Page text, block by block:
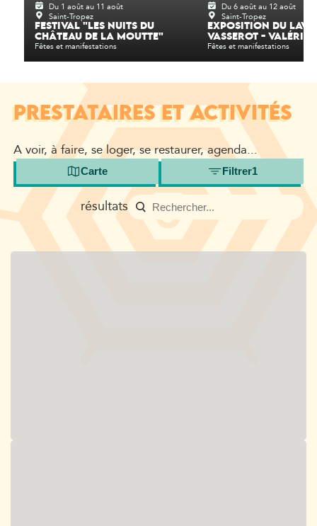
Du 1 août au 11 août
Saint-Tropez
FESTIVAL "LES NUITS DU
CHÂTEAU DE LA MOUTTE"
Fêtes et manifestations
Du 6 août au 12 août
Saint-Tropez
EXPOSITION DU
VASSEROT - VALÉRIE
Fêtes et manifestations
PRESTATAIRES ET ACTIVITÉS
A voir, à faire, se loger, se restaurer, agenda...
Carte Filtrer1
résultats